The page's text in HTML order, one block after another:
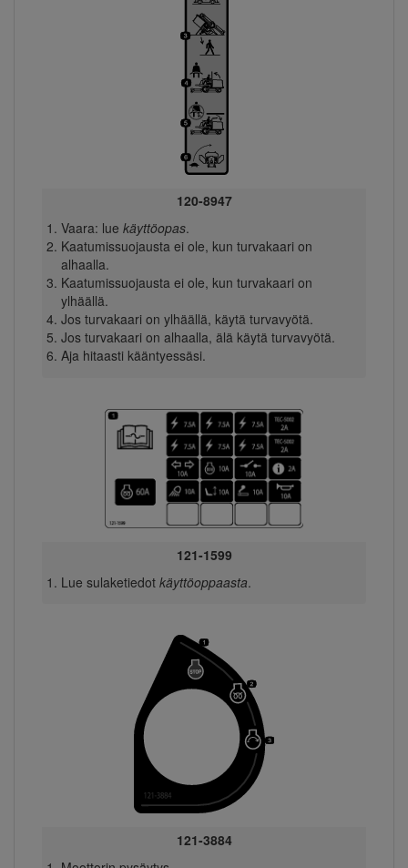
120-8947
Vaara: lue käyttöopas.
Kaatumissuojausta ei ole, kun turvakaari on
alhaalla.
Kaatumissuojausta ei ole, kun turvakaari on
ylhäällä.
Jos turvakaari on ylhäällä, käytä turvavyötä.
Jos turvakaari on alhaalla, älä käytä turvavyötä.
Aja hitaasti kääntyessäsi.
121-1599
Lue sulaketiedot käyttöoppaasta.
121-3884